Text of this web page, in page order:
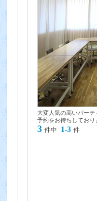
大変人気の高いパー
予約をお待ちしており
3 件中 1-3 件